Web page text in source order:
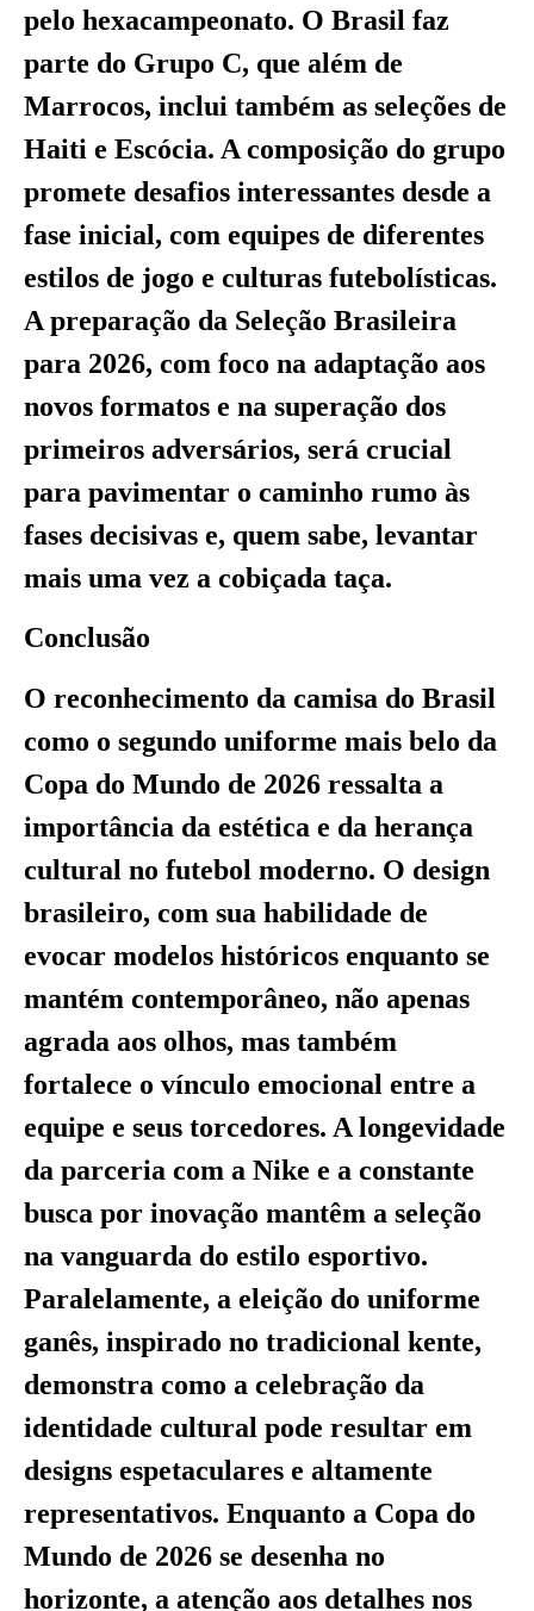
pelo hexacampeonato. O Brasil faz
parte do Grupo C, que além de
Marrocos, inclui também as seleções de
Haiti e Escócia. A composição do grupo
promete desafios interessantes desde a
fase inicial, com equipes de diferentes
estilos de jogo e culturas futebolísticas.
A preparação da Seleção Brasileira
para 2026, com foco na adaptação aos
novos formatos e na superação dos
primeiros adversários, será crucial
para pavimentar o caminho rumo às
fases decisivas e, quem sabe, levantar
mais uma vez a cobiçada taça.
Conclusão
O reconhecimento da camisa do Brasil
como o segundo uniforme mais belo da
Copa do Mundo de 2026 ressalta a
importância da estética e da herança
cultural no futebol moderno. O design
brasileiro, com sua habilidade de
evocar modelos históricos enquanto se
mantém contemporâneo, não apenas
agrada aos olhos, mas também
fortalece o vínculo emocional entre a
equipe e seus torcedores. A longevidade
da parceria com a Nike e a constante
busca por inovação mantêm a seleção
na vanguarda do estilo esportivo.
Paralelamente, a eleição do uniforme
ganês, inspirado no tradicional kente,
demonstra como a celebração da
identidade cultural pode resultar em
designs espetaculares e altamente
representativos. Enquanto a Copa do
Mundo de 2026 se desenha no
horizonte, a atenção aos detalhes nos